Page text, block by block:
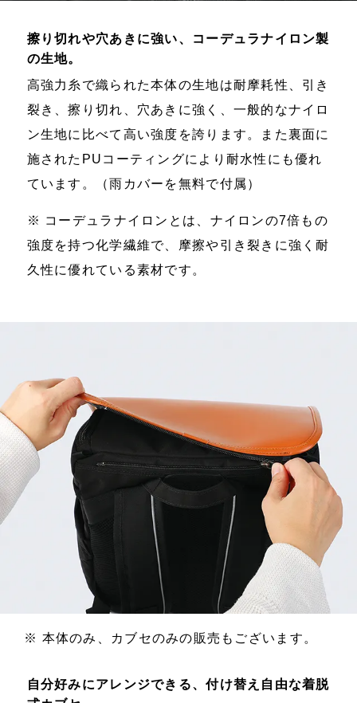
擦り切れや穴あきに強い、コーデュラナイロン製
の生地。
高強力糸で織られた本体の生地は耐摩耗性、引き
裂き、擦り切れ、穴あきに強く、一般的なナイロ
ン生地に比べて高い強度を誇ります。また裏面に
施されたPUコーティングにより耐水性にも優れ
ています。（雨カバーを無料で付属）
※ コーデュラナイロンとは、ナイロンの7倍もの
強度を持つ化学繊維で、摩擦や引き裂きに強く耐
久性に優れている素材です。
※ 本体のみ、カブセのみの販売もございます。
自分好みにアレンジできる、付け替え自由な着脱